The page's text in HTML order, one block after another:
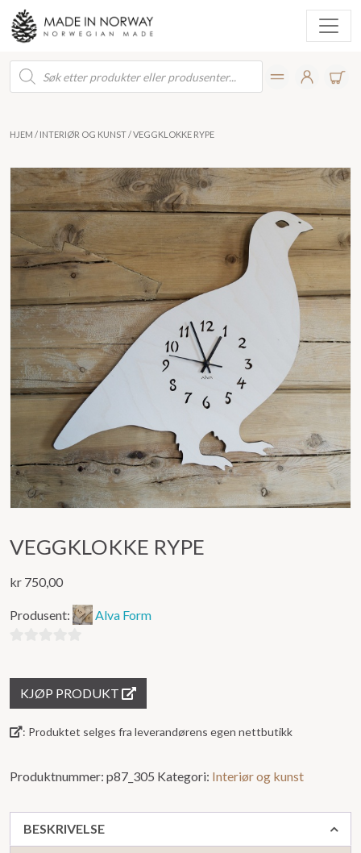
Products
search
HJEM / INTERIØR OG KUNST/ VEGGKLOKKE RYPE
VEGGKLOKKE RYPE
kr 750,00
Produsent: Alva Form
KJØP PRODUKT
: Produktet selges fra leverandørens egen nettbutikk
Produktnummer: p87_305 Kategori: Interiør og kunst
BESKRIVELSE